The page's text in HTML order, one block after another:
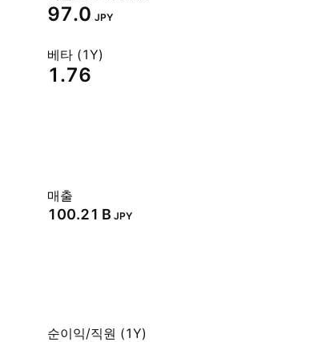
97.0 JPY
베타 (1Y)
1.76
매출
‪100.21 B‬ JPY
순이익/직원 (1Y)